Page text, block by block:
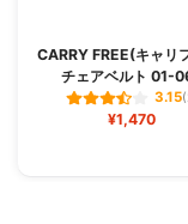
CARRY FREE(キャリ
チェアベルト 01-
3.15
¥1,470